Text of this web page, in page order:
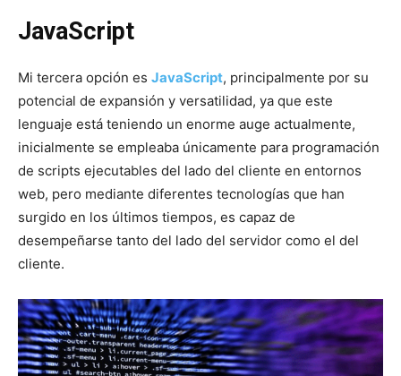
JavaScript
Mi tercera opción es JavaScript, principalmente por su
potencial de expansión y versatilidad, ya que este
lenguaje está teniendo un enorme auge actualmente,
inicialmente se empleaba únicamente para programación
de scripts ejecutables del lado del cliente en entornos
web, pero mediante diferentes tecnologías que han
surgido en los últimos tiempos, es capaz de
desempeñarse tanto del lado del servidor como el del
cliente.